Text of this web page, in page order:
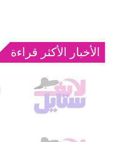
الأخبار الأكثر قراءة